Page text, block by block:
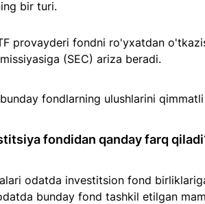
bir turi.
provayderi fondni ro'yxatdan
(SEC) ariza beradi.
fondlarning ulushlarini
fondidan qanday farq
odatda investitsion fond
bunday fond tashkil etilgan